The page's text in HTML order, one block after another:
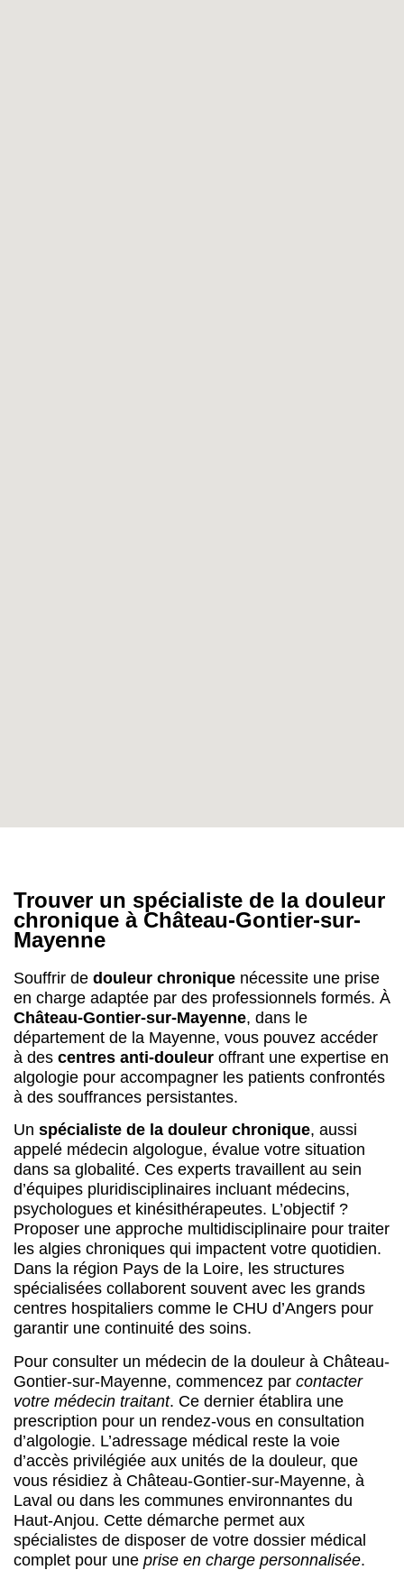
Trouver un spécialiste de la douleur
chronique à Château-Gontier-sur-
Mayenne
Souffrir de douleur chronique nécessite une prise
en charge adaptée par des professionnels formés. À
Château-Gontier-sur-Mayenne, dans le
département de la Mayenne, vous pouvez accéder
à des centres anti-douleur offrant une expertise en
algologie pour accompagner les patients confrontés
à des souffrances persistantes.
Un spécialiste de la douleur chronique, aussi
appelé médecin algologue, évalue votre situation
dans sa globalité. Ces experts travaillent au sein
d’équipes pluridisciplinaires incluant médecins,
psychologues et kinésithérapeutes. L’objectif ?
Proposer une approche multidisciplinaire pour traiter
les algies chroniques qui impactent votre quotidien.
Dans la région Pays de la Loire, les structures
spécialisées collaborent souvent avec les grands
centres hospitaliers comme le CHU d’Angers pour
garantir une continuité des soins.
Pour consulter un médecin de la douleur à Château-
Gontier-sur-Mayenne, commencez par contacter
votre médecin traitant. Ce dernier établira une
prescription pour un rendez-vous en consultation
d’algologie. L’adressage médical reste la voie
d’accès privilégiée aux unités de la douleur, que
vous résidiez à Château-Gontier-sur-Mayenne, à
Laval ou dans les communes environnantes du
Haut-Anjou. Cette démarche permet aux
spécialistes de disposer de votre dossier médical
complet pour une prise en charge personnalisée.